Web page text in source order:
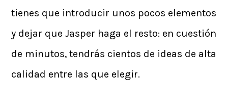
tienes que introducir unos pocos elementos
y dejar que Jasper haga el resto: en cuestión
de minutos, tendrás cientos de ideas de alta
calidad entre las que elegir.